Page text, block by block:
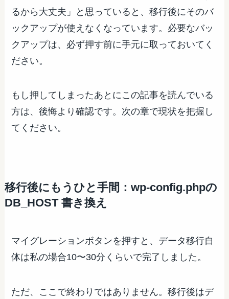
るから大丈夫」と思っていると、移行後にそのバ
ックアップが使えなくなっています。必要なバッ
クアップは、必ず押す前に手元に取っておいてく
ださい。
もし押してしまったあとにこの記事を読んでいる
方は、後悔より確認です。次の章で現状を把握し
てください。
移行後にもうひと手間：wp-config.phpの
DB_HOST 書き換え
マイグレーションボタンを押すと、データ移行自
体は私の場合10〜30分くらいで完了しました。
ただ、ここで終わりではありません。移行後はデ